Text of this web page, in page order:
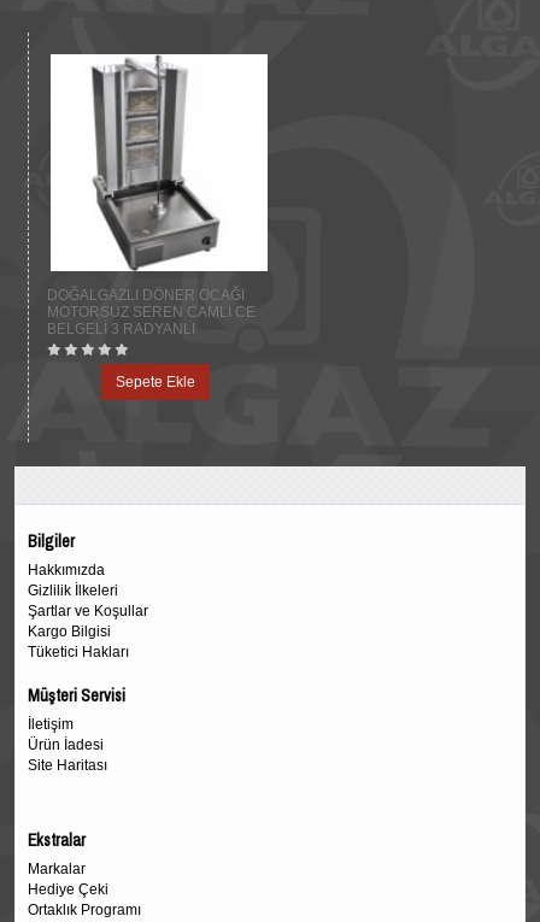
DOĞALGAZLI DÖNER OCAĞI
MOTORSUZ SEREN CAMLI CE
BELGELİ 3 RADYANLI
Sepete Ekle
Bilgiler
Hakkımızda
Gizlilik İlkeleri
Şartlar ve Koşullar
Kargo Bilgisi
Tüketici Hakları
Müşteri Servisi
İletişim
Ürün İadesi
Site Haritası
Ekstralar
Markalar
Hediye Çeki
Ortaklık Programı